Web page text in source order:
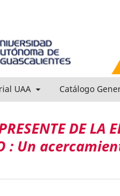
UAA Catálogo
DE LA
: Un